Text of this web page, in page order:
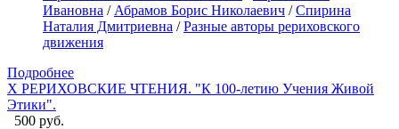
Ивановна / Абрамов Борис Николаевич /Спирина
Наталия Дмитриевна /Разные авторы рериховского
движения
Подробнее
X РЕРИХОВСКИЕ ЧТЕНИЯ. "К 100-летию Учения Живой
Этики".
500 руб.